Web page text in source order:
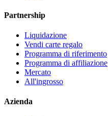
Partnership
Liquidazione
Vendi carte regalo
Programma di riferimento
Programma di affiliazione
Mercato
All'ingrosso
Azienda